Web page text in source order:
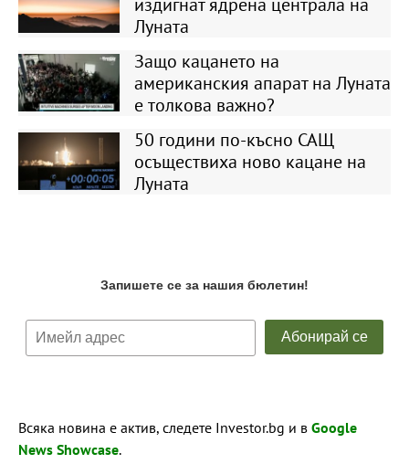
Луната
Защо кацането на
американския апарат на Луната
е толкова важно?
50 години по-късно САЩ
осъществиха ново кацане на
Луната
Всяка новина е актив, следете Investor.bg и в Google
News Showcase.